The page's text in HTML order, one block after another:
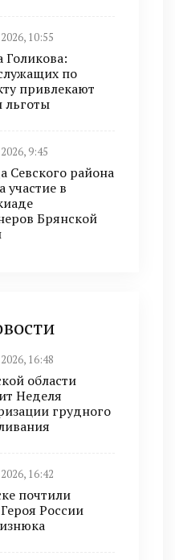
10:55
Голикова:
по
привлекают
льготы
9:45
Севского района
участие в
Брянской
16:48
области
Неделя
грудного
16:42
почтили
России